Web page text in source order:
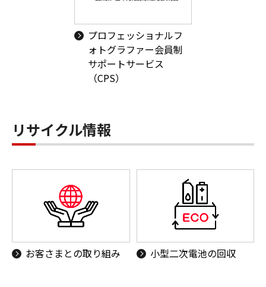
プロフェッショナルフ
ォトグラファー会員制
サポートサービス
（CPS）
リサイクル情報
お客さまとの取り組み 小型二次電池の回収